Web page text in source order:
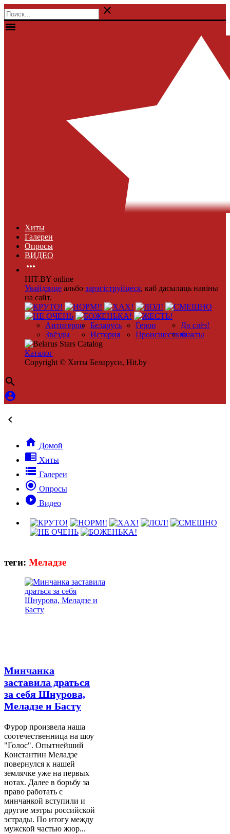

menu
Хиты
Галереи
Опросы
ВИДЕО

HIT.BY online
Увайдзице альбо зарэгіструйцеся, каб дасылаць навіны
на сайт.
Антигерои Беларусь Герои
До слёз!
Звёзды
История ПроисшествияФакты
Каталог
Copyright © Хиты Беларуси, Hit.by



 Домой
 Хиты
 Галереи
 Опросы
 Видео
теги: Меладзе
Минчанка
заставила драться
за себя Шнурова,
Меладзе и Басту
Фурор произвела наша
соотечественница на шоу
"Голос". Опытнейший
Константин Меладзе
повернулся к нашей
землячке уже на первых
нотах. Далее в борьбу за
право работать с
минчанкой вступили и
другие мэтры российской
эстрады. По итогу между
мужской частью жюр...